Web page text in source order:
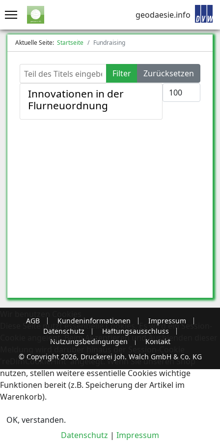
geodaesie.info
Aktuelle Seite: Startseite Fundraising
Teil des Titels eingeben Filter
Zurücksetzen
Anzeige #
Innovationen in der
Flurneuordnung
AGB Kundeninformationen
Impressum
Datenschutz
Haftungsausschluss
Nutzungsbedingungen
Kontakt
© Copyright 2026, Druckerei Joh. Walch GmbH & Co. KG
Diese Seite nutzt essentielle Cookies. Es wird ein Session-
Cookie angelegt. Beim Akzeptieren und Ausblenden dieser
Meldung wird darüber hinaus der Session-Cookie
'reDimCookieHint' angelegt. Wenn Sie unseren Shop
nutzen, stellen weitere essentielle Cookies wichtige
Funktionen bereit (z.B. Speicherung der Artikel im
Warenkorb).
OK, verstanden.
Datenschutz | Impressum